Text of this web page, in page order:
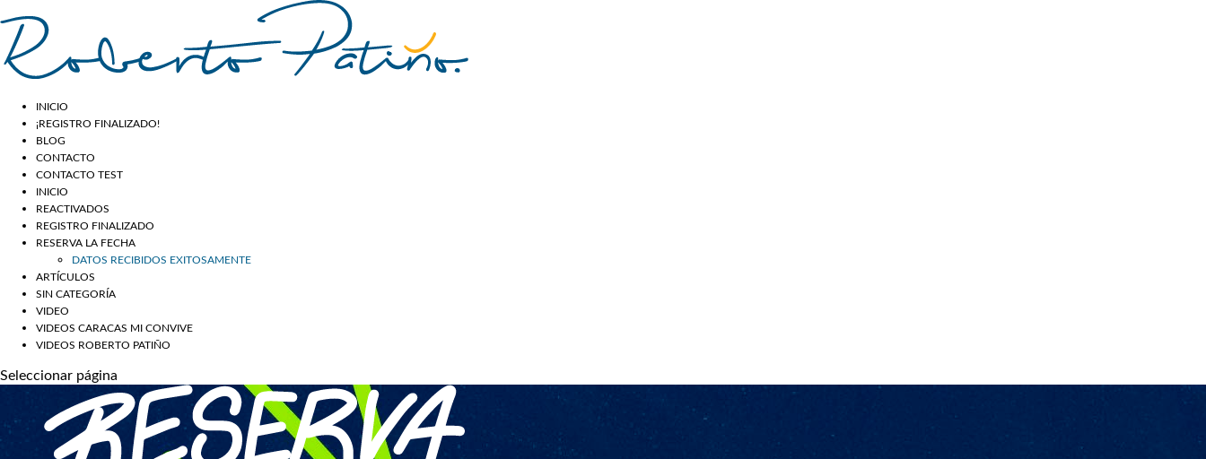
INICIO
¡REGISTRO FINALIZADO!
BLOG
CONTACTO
CONTACTO TEST
INICIO
REACTIVADOS
REGISTRO FINALIZADO
RESERVA LA FECHA
DATOS RECIBIDOS EXITOSAMENTE
ARTÍCULOS
SIN CATEGORÍA
VIDEO
VIDEOS CARACAS MI CONVIVE
VIDEOS ROBERTO PATIÑO
Seleccionar página